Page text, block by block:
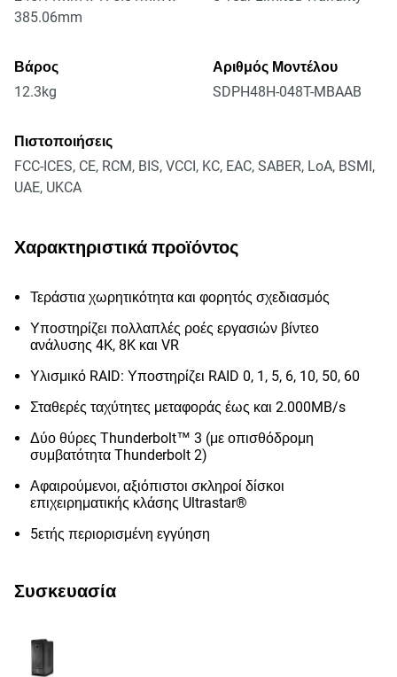
385.06mm
Βάρος
12.3kg
Αριθμός Μοντέλου
SDPH48H-048T-MBAAB
Πιστοποιήσεις
FCC-ICES, CE, RCM, BIS, VCCI, KC, EAC, SABER, LoA, BSMI,
UAE, UKCA
Χαρακτηριστικά προϊόντος
Τεράστια χωρητικότητα και φορητός σχεδιασμός
Υποστηρίζει πολλαπλές ροές εργασιών βίντεο
ανάλυσης 4K, 8K και VR
Υλισμικό RAID: Υποστηρίζει RAID 0, 1, 5, 6, 10, 50, 60
Σταθερές ταχύτητες μεταφοράς έως και 2.000MB/s
Δύο θύρες Thunderbolt™ 3 (με οπισθόδρομη
συμβατότητα Thunderbolt 2)
Αφαιρούμενοι, αξιόπιστοι σκληροί δίσκοι
επιχειρηματικής κλάσης Ultrastar®
5ετής περιορισμένη εγγύηση
Συσκευασία